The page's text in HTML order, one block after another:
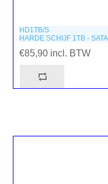
HD1TB/S
HARDE SCHIJF 1TB - SATA
€85,90 incl. BTW